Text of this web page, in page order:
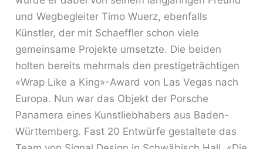
und Wegbegleiter Timo Wuerz, ebenfalls
Künstler, der mit Schaeffler schon viele
gemeinsame Projekte umsetzte. Die beiden
holten bereits mehrmals den prestigeträchtigen
«Wrap Like a King»-Award von Las Vegas nach
Europa. Nun war das Objekt der Porsche
Panamera eines Kunstliebhabers aus Baden-
Württemberg. Fast 20 Entwürfe gestaltete das